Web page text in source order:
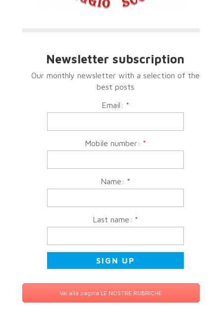
Newsletter subscription
Our monthly newsletter with a selection of the
best posts
Email: *
Mobile number: *
Name: *
Last name: *
Vai alla pagina LE NOSTRE RUBRICHE